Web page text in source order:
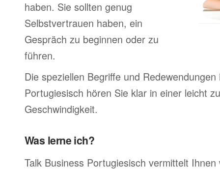
haben. Sie sollten genug
Selbstvertrauen haben, ein
Gespräch zu beginnen oder zu
führen.
Die speziellen Begriffe und Redewendungen
Portugiesisch hören Sie klar in einer leicht
Geschwindigkeit.
Was lerne ich?
Talk Business Portugiesisch vermittelt